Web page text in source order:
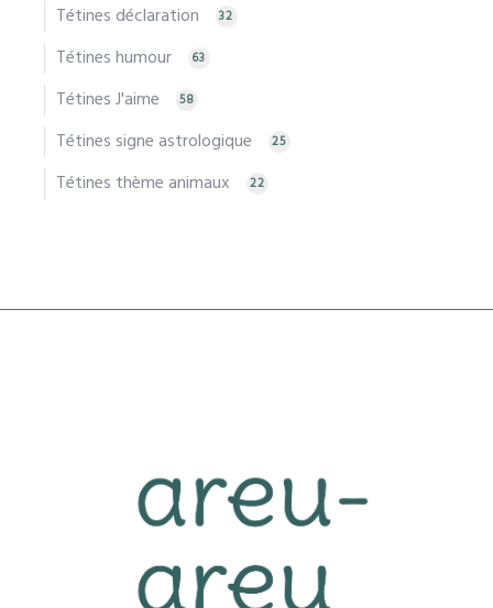
Tétines déclaration 32
Tétines humour 63
Tétines J'aime 58
Tétines signe astrologique 25
Tétines thème animaux 22